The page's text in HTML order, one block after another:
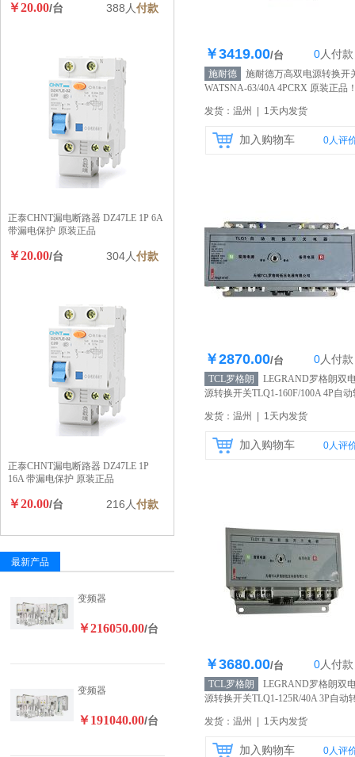
库存100个
￥3419.00/台 0人付款
施耐德
施耐德万高双电源转换开
WATSNA-63/40A 4PCRX 原装正品
发货：温州 | 1天内发货
加入购物车 0人评
库存200个
￥2870.00/台 0人付款
TCL罗格朗
LEGRAND罗格朗双
源转换开关TLQ1-160F/100A 4P自动
发货：温州 | 1天内发货
加入购物车 0人评
库存200个
￥3680.00/台 0人付款
TCL罗格朗
LEGRAND罗格朗双
源转换开关TLQ1-125R/40A 3P自动
发货：温州 | 1天内发货
加入购物车 0人评
￥20.00/台 388人付款
正泰CHNT漏电断路器 DZ47LE 1P 6A
带漏电保护 原装正品
￥20.00/台 304人付款
正泰CHNT漏电断路器 DZ47LE 1P
16A 带漏电保护 原装正品
￥20.00/台 216人付款
最新产品
变频器
￥216050.00/台
变频器
￥191040.00/台